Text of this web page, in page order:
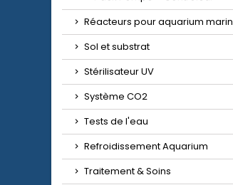
Réacteurs pour aquarium marin
Sol et substrat
Stérilisateur UV
Système CO2
Tests de l'eau
Refroidissement Aquarium
Traitement & Soins